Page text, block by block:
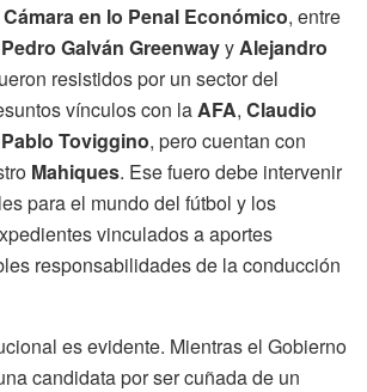
Cámara en lo Penal Económico, entre
Galván GreenwayyAlejandro
resistidos por un sector del
vínculos con laAFA, Claudio
Pablo Toviggino, pero cuentan con
Mahiques. Ese fuero debe intervenir
para el mundo del fútbol y los
vinculados a aportes
responsabilidades de la conducción
es evidente. Mientras el Gobierno
candidata por ser cuñada de un